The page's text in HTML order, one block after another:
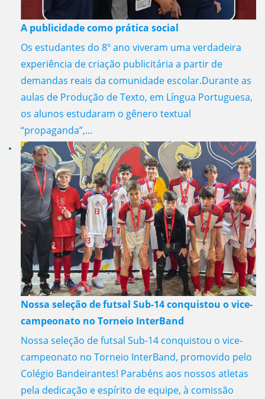
A publicidade como prática social
Os estudantes do 8º ano viveram uma verdadeira
experiência de criação publicitária a partir de
demandas reais da comunidade escolar.Durante as
aulas de Produção de Texto, em Língua Portuguesa,
os alunos estudaram o gênero textual
“propaganda”,...
Nossa seleção de futsal Sub-14 conquistou o vice-
campeonato no Torneio InterBand
Nossa seleção de futsal Sub-14 conquistou o vice-
campeonato no Torneio InterBand, promovido pelo
Colégio Bandeirantes! Parabéns aos nossos atletas
pela dedicação e espírito de equipe, à comissão